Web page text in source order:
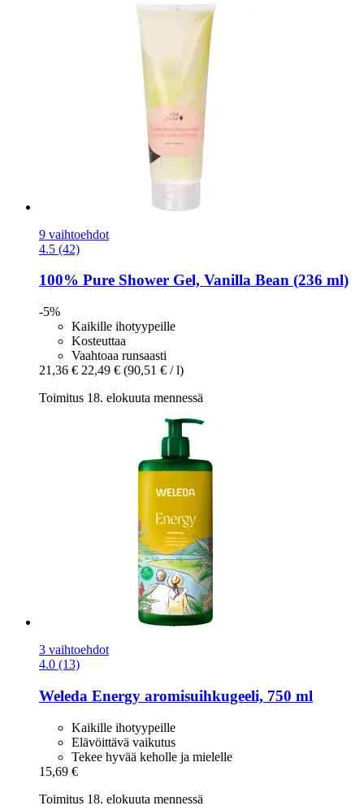
9 vaihtoehdot
4.5 (42)
100% Pure Shower Gel, Vanilla Bean (236 ml)
-5%
Kaikille ihotyypeille
Kosteuttaa
Vaahtoaa runsaasti
21,36 € 22,49 € (90,51 € / l)
Toimitus 18. elokuuta mennessä
3 vaihtoehdot
4.0 (13)
Weleda Energy aromisuihkugeeli, 750 ml
Kaikille ihotyypeille
Elävöittävä vaikutus
Tekee hyvää keholle ja mielelle
15,69 €
Toimitus 18. elokuuta mennessä